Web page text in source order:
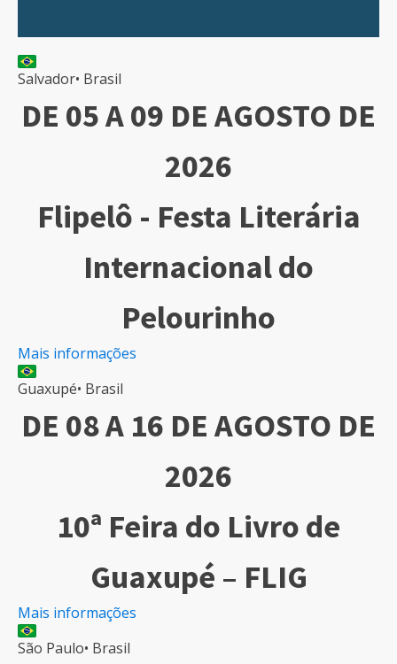
Salvador• Brasil
DE 05 A 09 DE AGOSTO DE
2026
Flipelô - Festa Literária
Internacional do
Pelourinho
Mais informações
Guaxupé• Brasil
DE 08 A 16 DE AGOSTO DE
2026
10ª Feira do Livro de
Guaxupé – FLIG
Mais informações
São Paulo• Brasil